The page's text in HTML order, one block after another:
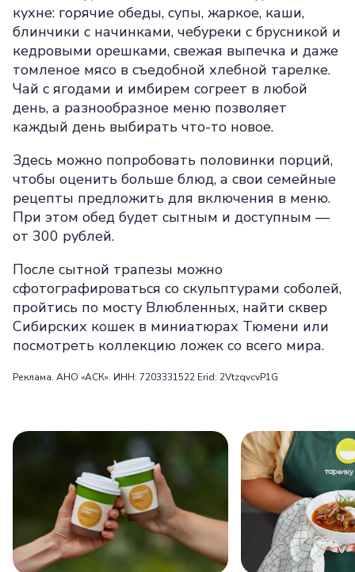
кухне: горячие обеды, супы, жаркое, каши,
блинчики с начинками, чебуреки с брусникой и
кедровыми орешками, свежая выпечка и даже
томленое мясо в съедобной хлебной тарелке.
Чай с ягодами и имбирем согреет в любой
день, а разнообразное меню позволяет
каждый день выбирать что-то новое.
Здесь можно попробовать половинки порций,
чтобы оценить больше блюд, а свои семейные
рецепты предложить для включения в меню.
При этом обед будет сытным и доступным —
от 300 рублей.
После сытной трапезы можно
сфотографироваться со скульптурами соболей,
пройтись по мосту Влюбленных, найти сквер
Сибирских кошек в миниатюрах Тюмени или
посмотреть коллекцию ложек со всего мира.
Реклама. АНО «АСК». ИНН: 7203331522 Erid: 2VtzqvcvP1G